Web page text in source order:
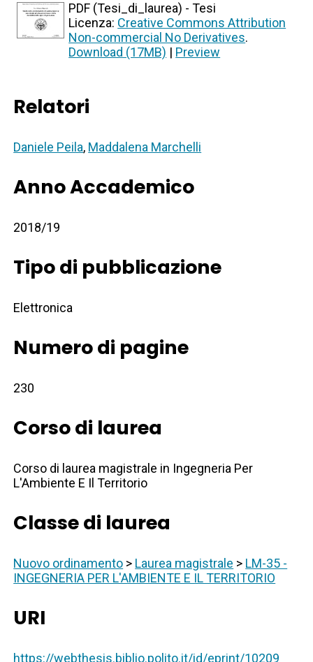
PDF (Tesi_di_laurea) - Tesi
Licenza: Creative Commons Attribution
Non-commercial No Derivatives.
Download (17MB) | Preview
Relatori
Daniele Peila, Maddalena Marchelli
Anno Accademico
2018/19
Tipo di pubblicazione
Elettronica
Numero di pagine
230
Corso di laurea
Corso di laurea magistrale in Ingegneria Per
L'Ambiente E Il Territorio
Classe di laurea
Nuovo ordinamento > Laurea magistrale > LM-35 -
INGEGNERIA PER L'AMBIENTE E IL TERRITORIO
URI
https://webthesis.biblio.polito.it/id/eprint/10209